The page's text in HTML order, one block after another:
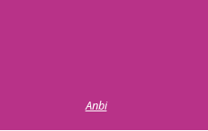
Anbi